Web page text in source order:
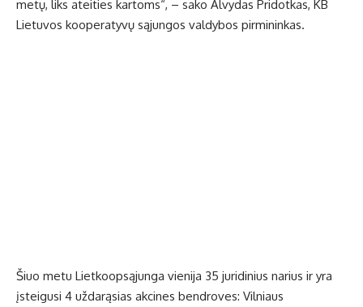
metų, liks ateities kartoms“, – sako Alvydas Pridotkas, KB
Lietuvos kooperatyvų sąjungos valdybos pirmininkas.
Šiuo metu Lietkoopsąjunga vienija 35 juridinius narius ir yra
įsteigusi 4 uždarąsias akcines bendroves: Vilniaus